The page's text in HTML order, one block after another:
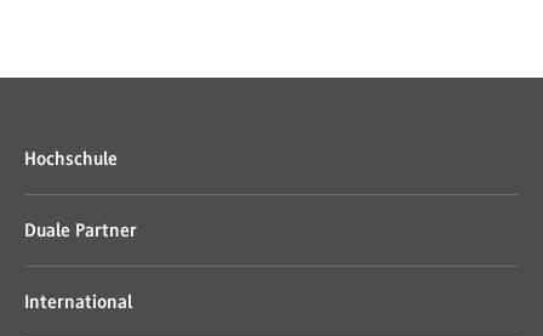
Hochschule
Duale Partner
International